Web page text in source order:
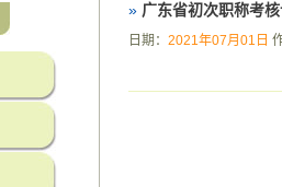
» 广东省初次职称考
日期： 2021年07月01日